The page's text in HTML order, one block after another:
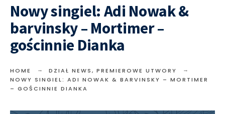
Nowy singiel: Adi Nowak &
barvinsky – Mortimer –
gościnnie Dianka
HOME DZIAŁ NEWS, PREMIEROWE UTWORY
NOWY SINGIEL: ADI NOWAK & BARVINSKY – MORTIMER
– GOŚCINNIE DIANKA